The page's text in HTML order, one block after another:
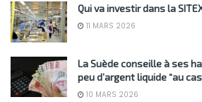
Qui va investir dans la
11 MARS 2026
La Suède conseille à ses
peu d’argent liquide “au
10 MARS 2026